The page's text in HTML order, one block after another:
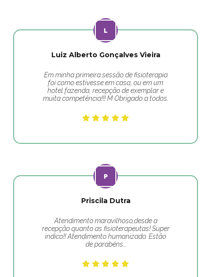
Luiz Alberto Gonçalves Vieira
Em minha primeira sessão de fisioterapia
foi como estivesse em casa, ou em um
hotel fazenda, recepção de exemplar e
muita competência!!! M Obrigado a todos.
Priscila Dutra
Atendimento maravilhoso,desde a
recepção quanto as fisioterapeutas! Super
indico!! Atendimento humanizado. Estão
de parabéns…